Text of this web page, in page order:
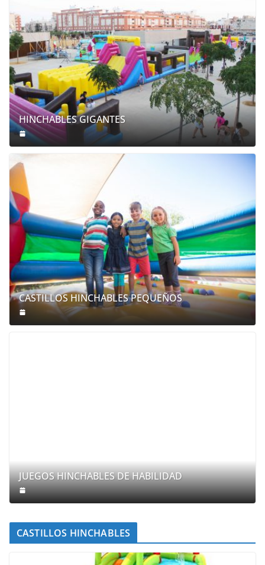
HINCHABLES GIGANTES
CASTILLOS HINCHABLES PEQUEÑOS
JUEGOS HINCHABLES DE HABILIDAD
CASTILLOS HINCHABLES